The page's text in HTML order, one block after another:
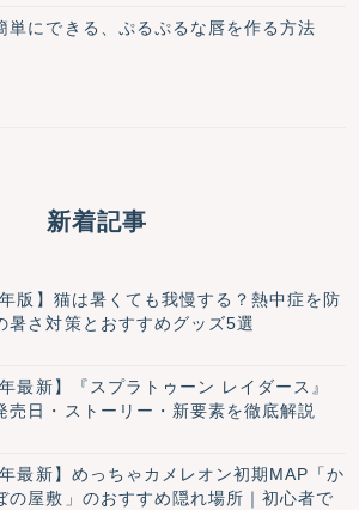
単にできる、ぷるぷるな唇を作る方法
新着記事
年版】猫は暑くても我慢する？熱中症を防
暑さ対策とおすすめグッズ5選
最新】『スプラトゥーン レイダース』
売日・ストーリー・新要素を徹底解説
年最新】めっちゃカメレオン初期MAP「か
の屋敷」のおすすめ隠れ場所｜初心者で